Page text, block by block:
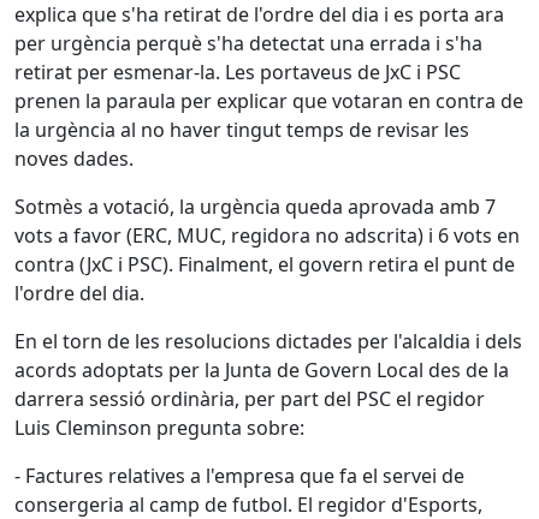
explica que s'ha retirat de l'ordre del dia i es porta ara
per urgència perquè s'ha detectat una errada i s'ha
retirat per esmenar-la. Les portaveus de JxC i PSC
prenen la paraula per explicar que votaran en contra de
la urgència al no haver tingut temps de revisar les
noves dades.
Sotmès a votació, la urgència queda aprovada amb 7
vots a favor (ERC, MUC, regidora no adscrita) i 6 vots en
contra (JxC i PSC). Finalment, el govern retira el punt de
l'ordre del dia.
En el torn de les resolucions dictades per l'alcaldia i dels
acords adoptats per la Junta de Govern Local des de la
darrera sessió ordinària, per part del PSC el regidor
Luis Cleminson pregunta sobre:
- Factures relatives a l'empresa que fa el servei de
consergeria al camp de futbol. El regidor d'Esports,